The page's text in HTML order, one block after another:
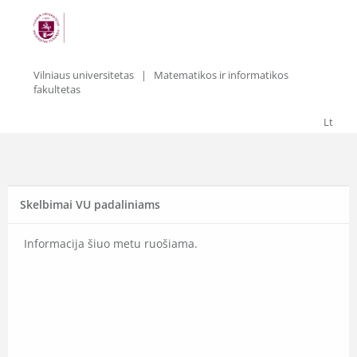
Vilniaus universitetas | Matematikos ir informatikos
fakultetas
Lt
Skelbimai VU padaliniams
Informacija šiuo metu ruošiama.